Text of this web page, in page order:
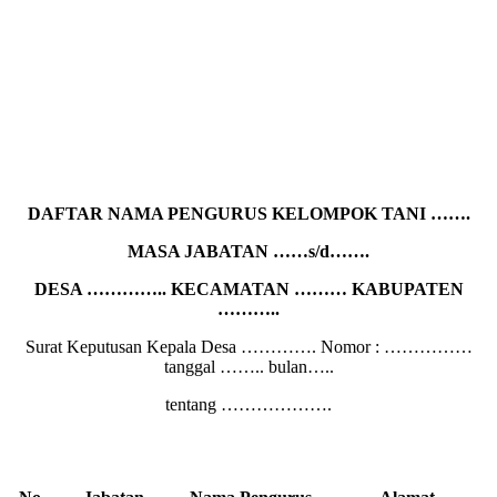
DAFTAR NAMA PENGURUS KELOMPOK TANI …….
MASA JABATAN ……s/d…….
DESA ………….. KECAMATAN ……… KABUPATEN
………..
Surat Keputusan Kepala Desa …………. Nomor : ……………
tanggal …….. bulan…..
tentang ……………….